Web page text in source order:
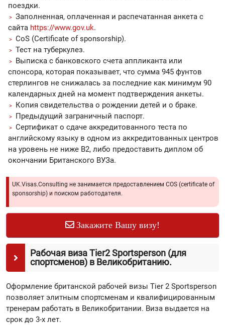
поездки.
Заполненная, оплаченная и распечатанная анкета с
сайта https://www.gov.uk.
CoS (Certificate of sponsorship).
Тест на туберкулез.
Выписка с банковского счета аппликанта или
спонсора, которая показывает, что сумма 945 фунтов
стерлингов не снижалась за последние как минимум 90
календарных дней на момент подтверждения анкеты.
Копия свидетельства о рождении детей и о браке.
Предыдущий заграничный паспорт.
Сертификат о сдаче аккредитованного теста по
английскому языку в одном из аккредитованных центров
на уровень не ниже B2, либо предоставить диплом об
окончании Британского ВУЗа.
UK.Visas.Consulting не занимается предоставлением COS (certificate of
sponsorship) и поиском работодателя.
Закажите Вашу визу!
Рабочая виза Tier2 Sportsperson (для
спортсменов) в Великобританию.
Оформление британской рабочей визы Tier 2 Sportsperson
позволяет элитным спортсменам и квалифицированным
тренерам работать в Великобритании. Виза выдается на
срок до 3-х лет.